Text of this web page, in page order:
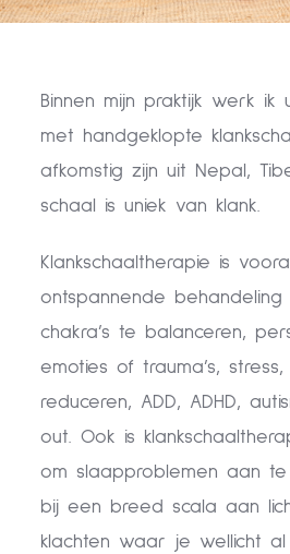
Binnen mijn praktijk werk ik
met handgeklopte
afkomstig zijn uit Nepal,
schaal is uniek van klank.
Klankschaaltherapie is
ontspannende
chakra’s te balanceren,
emoties of trauma’s,
reduceren, ADD, ADHD,
out. Ook is
om slaapproblemen aan
bij een breed scala aan
klachten waar je wellicht